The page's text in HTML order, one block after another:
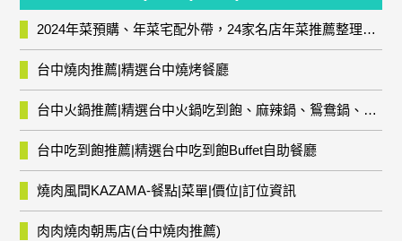
2024年菜預購、年菜宅配外帶，24家名店年菜推薦整理，圍爐輕鬆上菜團圓趣
台中燒肉推薦|精選台中燒烤餐廳
台中火鍋推薦|精選台中火鍋吃到飽、麻辣鍋、鴛鴦鍋、石頭火鍋、酸菜白肉鍋、海鮮鍋、燒酒雞、麻油雞、壽喜燒等熱門人氣火鍋店!
台中吃到飽推薦|精選台中吃到飽Buffet自助餐廳
燒肉風間KAZAMA-餐點|菜單|價位|訂位資訊
肉肉燒肉朝馬店(台中燒肉推薦)